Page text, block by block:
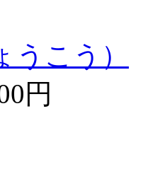
うこう）
円